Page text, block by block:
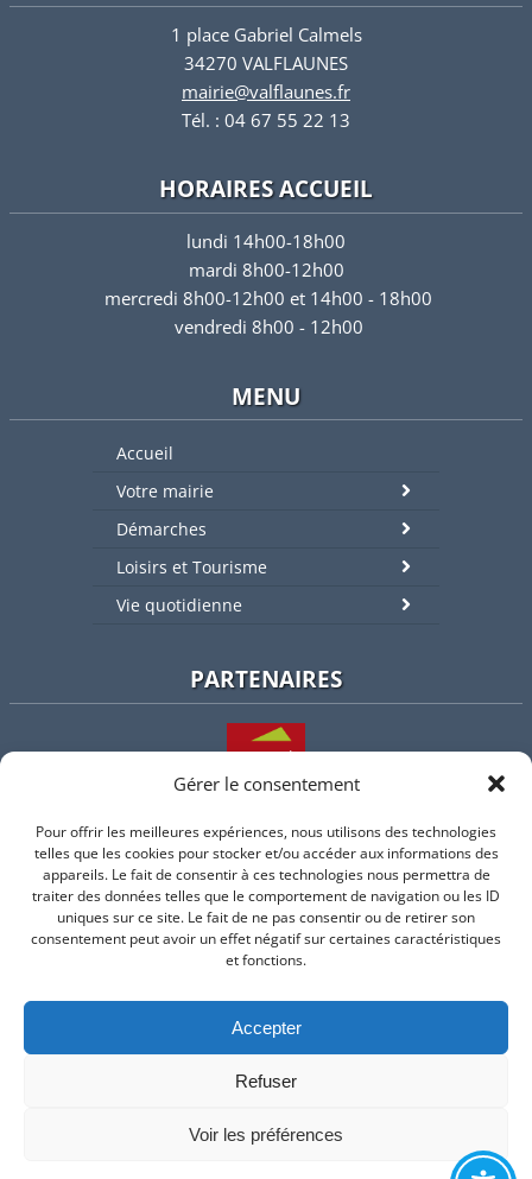
Gérer le consentement
Pour offrir les meilleures expériences, nous utilisons des technologies
telles que les cookies pour stocker et/ou accéder aux informations des
appareils. Le fait de consentir à ces technologies nous permettra de
traiter des données telles que le comportement de navigation ou les ID
uniques sur ce site. Le fait de ne pas consentir ou de retirer son
consentement peut avoir un effet négatif sur certaines caractéristiques
et fonctions.
Accepter
Refuser
Voir les préférences
1 place Gabriel Calmels
34270 VALFLAUNES
mairie@valflaunes.fr
Tél. : 04 67 55 22 13
HORAIRES ACCUEIL
lundi 14h00-18h00
mardi 8h00-12h00
mercredi 8h00-12h00 et 14h00 - 18h00
vendredi 8h00 - 12h00
MENU
Accueil
Votre mairie
Démarches
Loisirs et Tourisme
Vie quotidienne
PARTENAIRES
L'intercommunalité
Intramuros
Suivez-nous sur Facebook
Site